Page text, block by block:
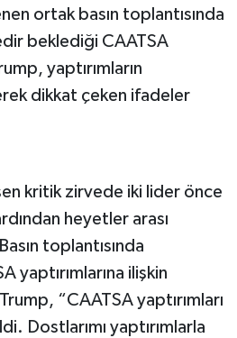
ortak basın toplantısında
beklediği CAATSA
yaptırımların
dikkat çeken ifadeler
kritik zirvede iki lider önce
heyetler arası
toplantısında
yaptırımlarına ilişkin
“CAATSA yaptırımları
Dostlarımı yaptırımlarla